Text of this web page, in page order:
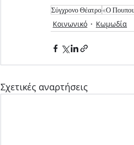
Σύγχρονο Θέατρο«Ο
Κοινωνικό
Κωμωδία
Σχετικές αναρτήσεις